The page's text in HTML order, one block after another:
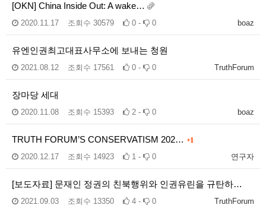
[OKN] China Inside Out: A wake…
boaz
2020.11.17 조회수 30579 0 - 0
유엔인권최고대표사무소에 보내는 청원
TruthForum
2021.08.12 조회수 17561 0 - 0
장마당 세대
boaz
2020.11.08 조회수 15393 2 - 0
TRUTH FORUM’S CONSERVATISM 202… +1
연구자
2020.12.17 조회수 14923 1 - 0
[보도자료] 문재인 정권의 친북행위와 인권유린을 규탄하…
TruthForum
2021.09.03 조회수 13350 4 - 0